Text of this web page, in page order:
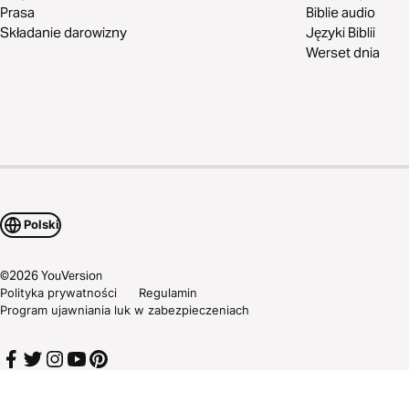
Prasa
Składanie darowizny
Biblie audio
Języki Biblii
Werset dnia
Polski
©2026YouVersion
Polityka prywatności
Regulamin
Program ujawniania luk w zabezpieczeniach